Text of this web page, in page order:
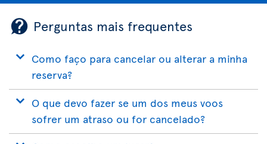
Perguntas mais frequentes
Como faço para cancelar ou alterar a minha
reserva?
O que devo fazer se um dos meus voos
sofrer um atraso ou for cancelado?